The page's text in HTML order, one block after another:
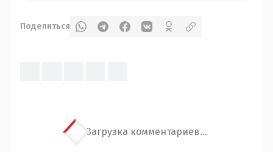
Поделиться
Загрузка комментариев...